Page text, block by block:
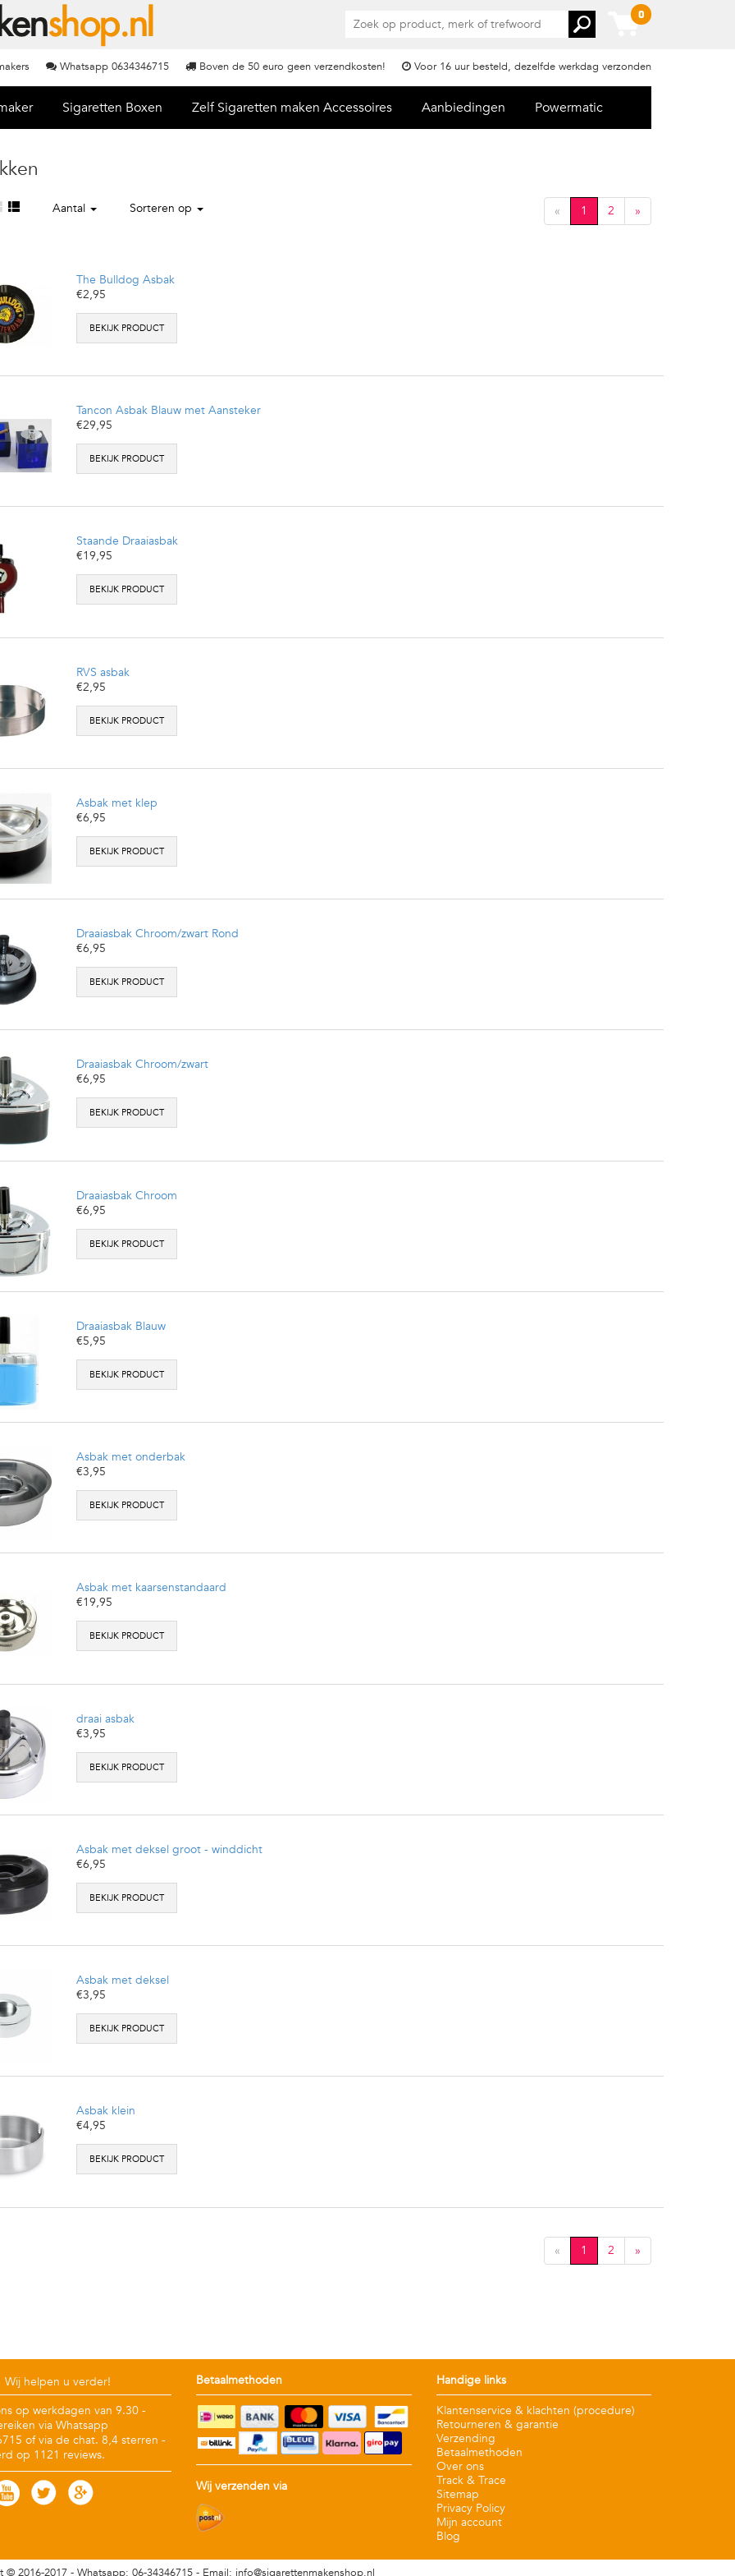
0
Voor 16 uur besteld, dezelfde werkdag verzonden
Boven de 50 euro geen verzendkosten!
Whatsapp 0634346715
Sigaretten Boxen Zelf Sigaretten maken Accessoires Aanbiedingen Powermatic
Aantal Sorteren op « 1 2 »
The Bulldog Asbak
€2,95
BEKIJK PRODUCT
Tancon Asbak Blauw met Aansteker
€29,95
BEKIJK PRODUCT
Staande Draaiasbak
€19,95
BEKIJK PRODUCT
RVS asbak
€2,95
BEKIJK PRODUCT
Asbak met klep
€6,95
BEKIJK PRODUCT
Draaiasbak Chroom/zwart Rond
€6,95
BEKIJK PRODUCT
Draaiasbak Chroom/zwart
€6,95
BEKIJK PRODUCT
Draaiasbak Chroom
€6,95
BEKIJK PRODUCT
Draaiasbak Blauw
€5,95
BEKIJK PRODUCT
Asbak met onderbak
€3,95
BEKIJK PRODUCT
Asbak met kaarsenstandaard
€19,95
BEKIJK PRODUCT
draai asbak
€3,95
BEKIJK PRODUCT
Asbak met deksel groot - winddicht
€6,95
BEKIJK PRODUCT
Asbak met deksel
€3,95
BEKIJK PRODUCT
Asbak klein
€4,95
BEKIJK PRODUCT
« 1 2 »
Wij helpen u verder!
op werkdagen van 9.30 -
via Whatsapp
of via de chat. 8,4 sterren -
op 1121 reviews.
Betaalmethoden
Wij verzenden via
Handige links
Klantenservice & klachten (procedure)
Retourneren & garantie
Verzending
Betaalmethoden
Over ons
Track & Trace
Sitemap
Privacy Policy
Mijn account
Blog
© 2016-2017 - Whatsapp: 06-34346715 - Email: info@sigarettenmakenshop.nl